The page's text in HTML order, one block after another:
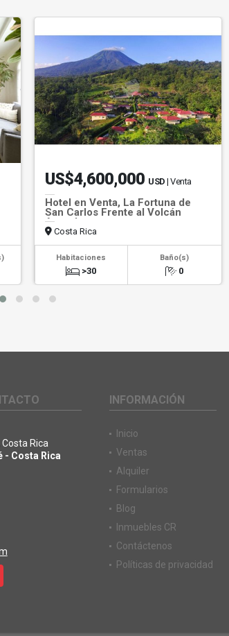
US$4,600,000 USD | Venta
Hotel en Venta, La Fortuna de
San Carlos Frente al Volcán
Arenal
Costa Rica
Habitaciones
>30
Baño(s)
0
Rica
- Costa Rica
INFORMACIÓN
Inicio
Ventas
Alquiler
Formularios
Blog
Inmuebles CR
Contáctenos
Políticas de privacidad